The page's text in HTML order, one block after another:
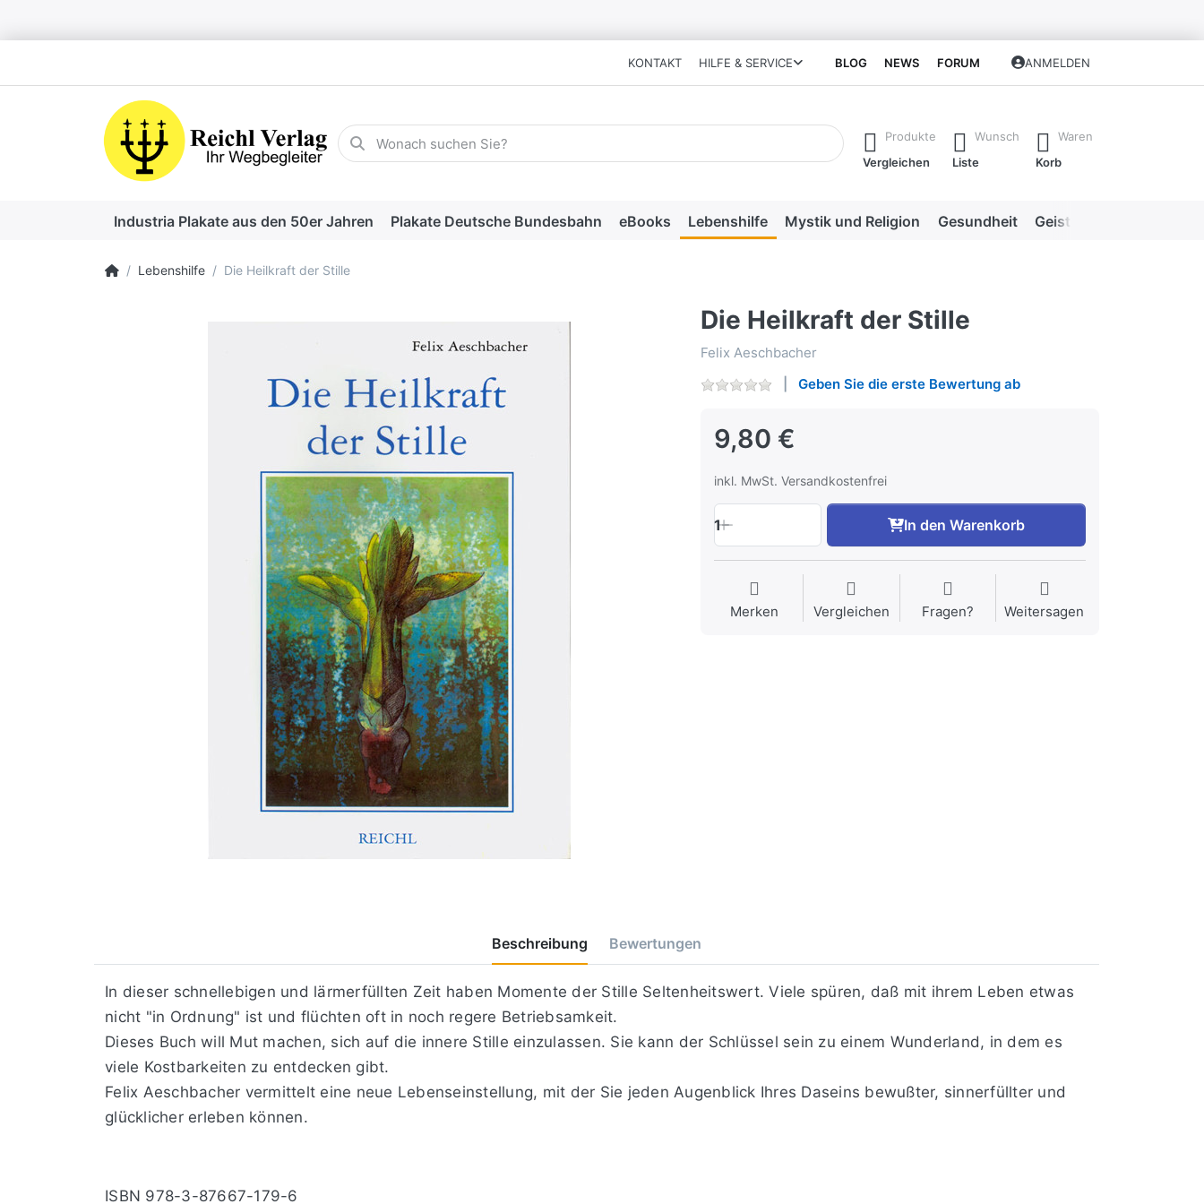
KONTAKT HILFE & SERVICE BLOG NEWS FORUM ANMELDEN
Geben Sie einen Suchbegriff ein. Während Sie tippen, erscheinen automatisch erste Ergebnisse. Drücken Sie die Eingabetaste, um alle
Produkte
Vergleichen
Wunsch
Liste
Waren
Korb
Industria Plakate aus den 50er Jahren Plakate Deutsche Bundesbahn eBooks Lebenshilfe Mystik und Religion Gesundheit Geistige Heilweisen
Startseite
Lebenshilfe Die Heilkraft der Stille
Die Heilkraft der Stille
Felix Aeschbacher
Geben Sie die erste Bewertung ab
9,80 €
inkl. MwSt. Versandkostenfrei
1 In den Warenkorb
Merken Vergleichen Fragen? Weitersagen
Beschreibung Bewertungen
In dieser schnellebigen und lärmerfüllten Zeit haben Momente der Stille Seltenheitswert. Viele spüren, daß mit ihrem Leben etwas
nicht "in Ordnung" ist und flüchten oft in noch regere Betriebsamkeit.
Dieses Buch will Mut machen, sich auf die innere Stille einzulassen. Sie kann der Schlüssel sein zu einem Wunderland, in dem es
viele Kostbarkeiten zu entdecken gibt.
Felix Aeschbacher vermittelt eine neue Lebenseinstellung, mit der Sie jeden Augenblick Ihres Daseins bewußter, sinnerfüllter und
glücklicher erleben können.
ISBN 978-3-87667-179-6